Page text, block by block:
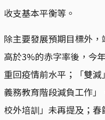
收支基本平衡等。
除主要發展預期目標外
高於3%的赤字率後，今
重回疫情前水平；「雙
義務教育階段減負工作
校外培訓」未再提及；